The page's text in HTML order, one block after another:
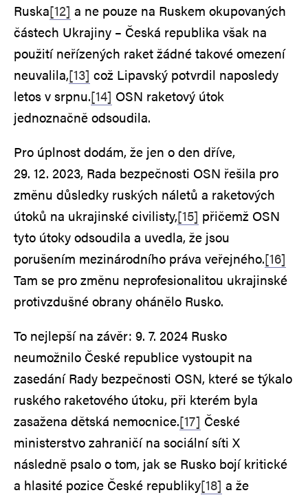
Ruska[12] a ne pouze na Ruskem okupovaných
částech Ukrajiny – Česká republika však na
použití neřízených raket žádné takové omezení
neuvalila,[13] což Lipavský potvrdil naposledy
letos v srpnu.[14] OSN raketový útok
jednoznačně odsoudila.
Pro úplnost dodám, že jen o den dříve,
29. 12. 2023, Rada bezpečnosti OSN řešila pro
změnu důsledky ruských náletů a raketových
útoků na ukrajinské civilisty,[15] přičemž OSN
tyto útoky odsoudila a uvedla, že jsou
porušením mezinárodního práva veřejného.[16]
Tam se pro změnu neprofesionalitou ukrajinské
protivzdušné obrany ohánělo Rusko.
To nejlepší na závěr: 9. 7. 2024 Rusko
neumožnilo České republice vystoupit na
zasedání Rady bezpečnosti OSN, které se týkalo
ruského raketového útoku, při kterém byla
zasažena dětská nemocnice.[17] České
ministerstvo zahraničí na sociální síti X
následně psalo o tom, jak se Rusko bojí kritické
a hlasité pozice České republiky[18] a že